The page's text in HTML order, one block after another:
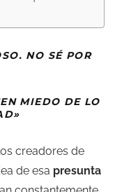
NO SÉ POR
MIEDO DE LO
creadores de
de esa presunta